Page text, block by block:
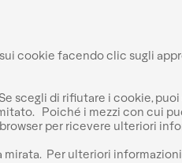
cookie facendo clic sugli
scegli di rifiutare i cookie,
Poiché i mezzi con cui
per ricevere ulteriori
Per ulteriori